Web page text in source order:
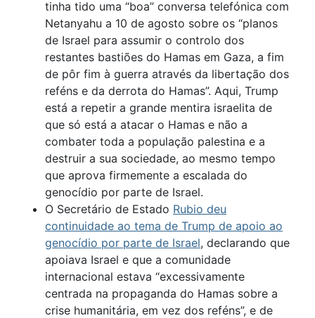
tinha tido uma “boa” conversa telefónica com
Netanyahu a 10 de agosto sobre os “planos
de Israel para assumir o controlo dos
restantes bastiões do Hamas em Gaza, a fim
de pôr fim à guerra através da libertação dos
reféns e da derrota do Hamas”. Aqui, Trump
está a repetir a grande mentira israelita de
que só está a atacar o Hamas e não a
combater toda a população palestina e a
destruir a sua sociedade, ao mesmo tempo
que aprova firmemente a escalada do
genocídio por parte de Israel.
O Secretário de Estado Rubio deu
continuidade ao tema de Trump de apoio ao
genocídio por parte de Israel, declarando que
apoiava Israel e que a comunidade
internacional estava “excessivamente
centrada na propaganda do Hamas sobre a
crise humanitária, em vez dos reféns”, e de